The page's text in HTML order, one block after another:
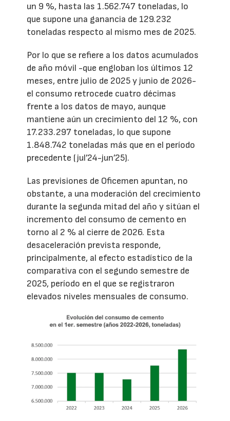
un 9 %, hasta las 1.562.747 toneladas, lo
que supone una ganancia de 129.232
toneladas respecto al mismo mes de 2025.
Por lo que se refiere a los datos acumulados
de año móvil -que engloban los últimos 12
meses, entre julio de 2025 y junio de 2026-
el consumo retrocede cuatro décimas
frente a los datos de mayo, aunque
mantiene aún un crecimiento del 12 %, con
17.233.297 toneladas, lo que supone
1.848.742 toneladas más que en el período
precedente (jul’24-jun’25).
Las previsiones de Oficemen apuntan, no
obstante, a una moderación del crecimiento
durante la segunda mitad del año y sitúan el
incremento del consumo de cemento en
torno al 2 % al cierre de 2026. Esta
desaceleración prevista responde,
principalmente, al efecto estadístico de la
comparativa con el segundo semestre de
2025, período en el que se registraron
elevados niveles mensuales de consumo.